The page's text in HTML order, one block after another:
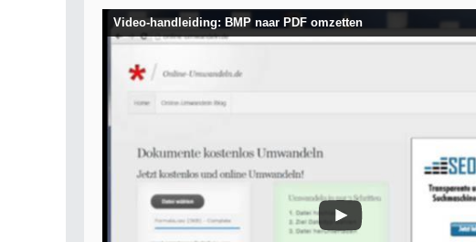
Video-handleiding: BMP naar PDF omzetten